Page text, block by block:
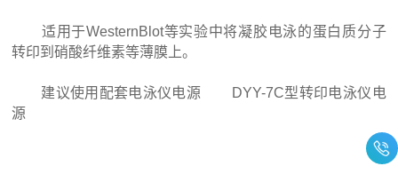
适用于WesternBlot等实验中将凝胶电泳的蛋白质分子
转印到硝酸纤维素等薄膜上。
建议使用配套电泳仪电源 DYY-7C型转印电泳仪电
源